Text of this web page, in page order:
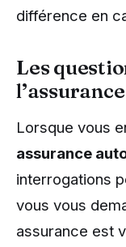
différence en
Les
Lorsque vous
assurance
interrogations
vous vous
assurance est